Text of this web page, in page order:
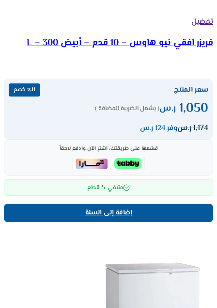
تفضيل
فريزر افقي نيو هاوس – 10 قدم – أبيض 300 – L
سعر المنتج ٪11 خصم
1,050 ر.س( يشمل الضريبة المضافة )
1,174ر.سوفر 124 ر.س
قسّمها على طريقتك، اشترِ الآن وادفع لاحقاً
متبقي 5 قطع
إضافة إلى السلة